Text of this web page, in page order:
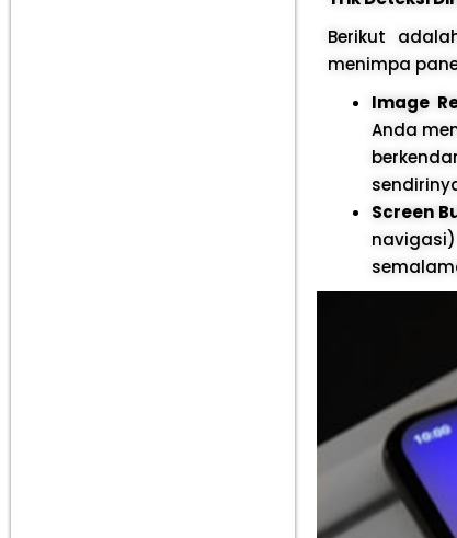
Berikut
menimpa
Image
Anda
Screen